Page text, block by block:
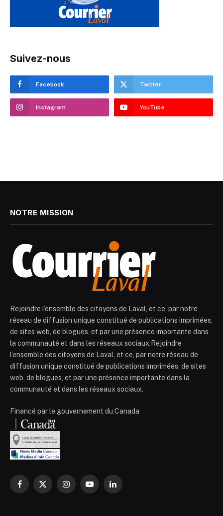
Suivez-nous
Facebook Twitter
Instagram YouTube
NOTRE MISSION
Rejoindre l’ensemble des citoyens de Laval, et ce, par notre
réseau de diffusion unique constitué de publications imprimées,
de sites web, de blogues, et par une présence importante dans
la communauté et dans les réseaux sociaux.Rejoindre
l’ensemble des citoyens de Laval, et ce, par notre réseau de
diffusion unique constitué de publications imprimées, de sites
web, de blogues, et par une présence importante dans la
communauté et dans les réseaux sociaux.
Financé par le gouvernement du Canada
Facebook
X
InstagramYouTubeLinkedIn